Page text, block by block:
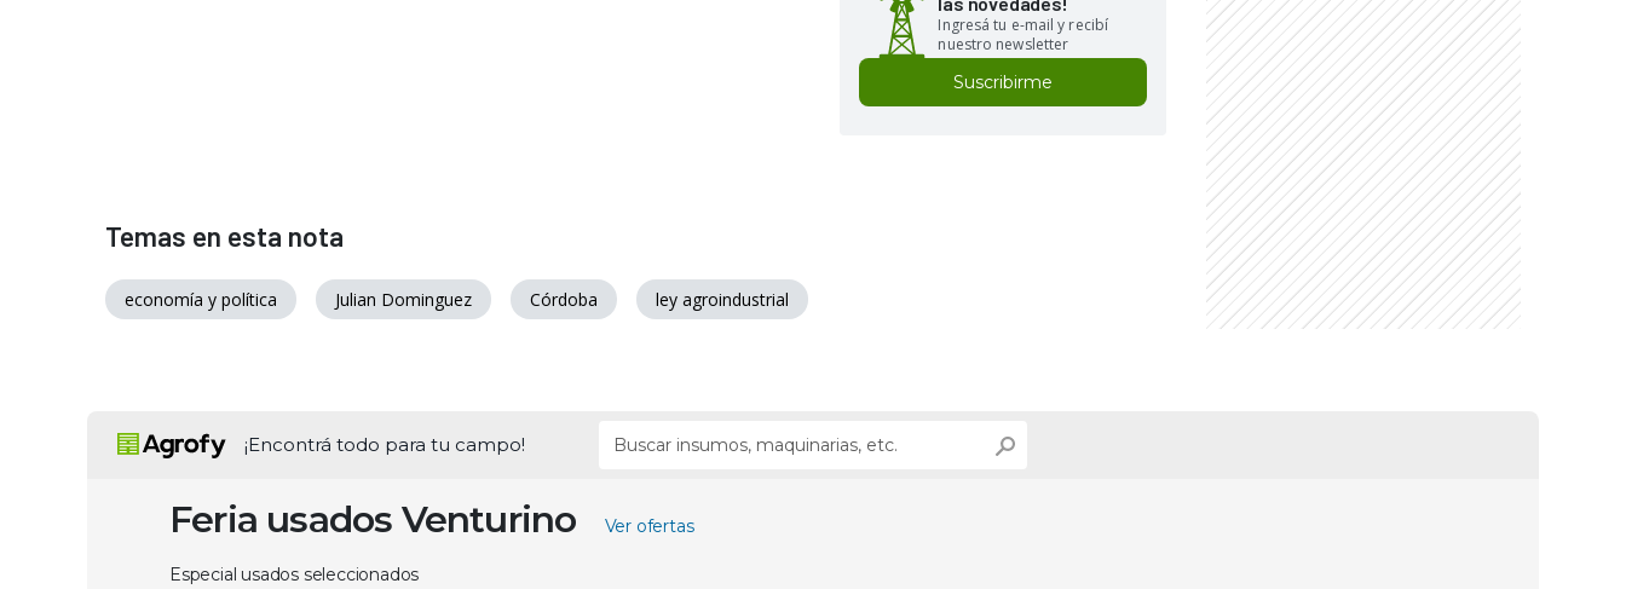
Ingresá tu e-mail y recibí
nuestro newsletter
Suscribirme
Temas en esta nota
economía y política Julian Dominguez Córdoba ley agroindustrial
¡Encontrá todo para tu campo!
Feria usados Venturino Ver ofertas
Especial usados seleccionados